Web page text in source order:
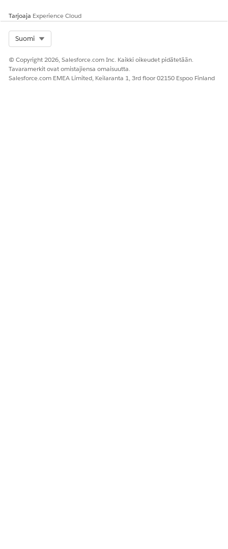
RATKAISIKO TÄMÄ ARTIKKELI ONGELMASI?
Kyllä
Tarjoaja Experience Cloud
Suomi
© Copyright 2026, Salesforce.com Inc. Kaikki oikeudet pidätetään.
Tavaramerkit ovat omistajiensa omaisuutta.
Salesforce.com EMEA Limited, Keilaranta 1, 3rd floor 02150 Espoo Finland